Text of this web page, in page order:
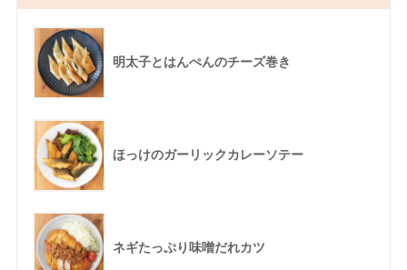
明太子とはんぺんのチーズ巻き
ほっけのガーリックカレーソテー
ネギたっぷり味噌だれカツ